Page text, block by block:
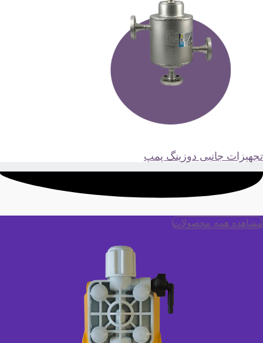
تجهیزات جانبی دوزینگ پمپ
مشاهده همه محصولات